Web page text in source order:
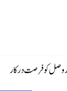
وصل کو فرصت درکار